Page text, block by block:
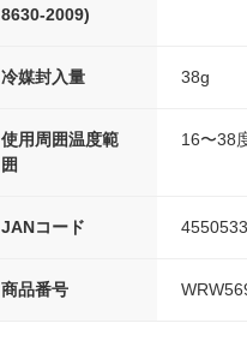
8630-2009)
冷媒封入量 38g
使用周囲温度範
囲
16〜38
JANコード
商品番号